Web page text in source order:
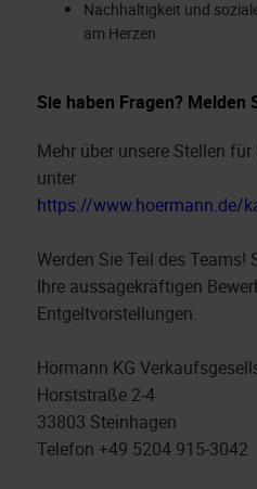
Nachhaltigkeit und
am Herzen
Sie haben Fragen? Melden
Mehr über unsere Stellen
unter
https://www.hoermann.de/
Werden Sie Teil des
Ihre aussagekräftigen
Entgeltvorstellungen.
Hörmann KG
Horststraße 2-4
33803 Steinhagen
Telefon +49 5204 915-3042